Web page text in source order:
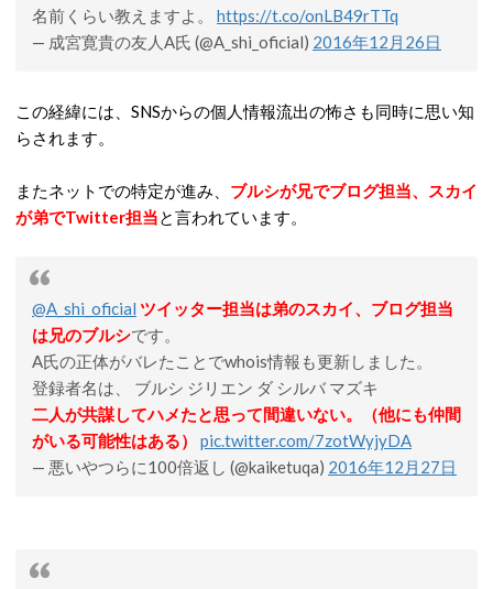
名前くらい教えますよ。 https://t.co/onLB49rTTq
— 成宮寛貴の友人A氏 (@A_shi_oficial) 2016年12月26日
この経緯には、SNSからの個人情報流出の怖さも同時に思い知
らされます。
またネットでの特定が進み、 ブルシが兄でブログ担当、スカイ
が弟でTwitter担当 と言われています。
@A_shi_oficial ツイッター担当は弟のスカイ、ブログ担当
は兄のブルシです。
A氏の正体がバレたことでwhois情報も更新しました。
登録者名は、 ブルシ ジリエン ダ シルバ マズキ
二人が共謀してハメたと思って間違いない。（他にも仲間
がいる可能性はある）
pic.twitter.com/7zotWyjyDA
— 悪いやつらに100倍返し (@kaiketuqa) 2016年12月27日